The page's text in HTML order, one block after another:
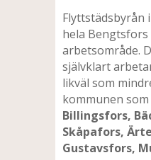
Flyttstädsbyrån i
hela
arbetsområde.
självklart
likväl som
kommunen som
Billingsfors,
Skåpafors,
Gustavsfors,